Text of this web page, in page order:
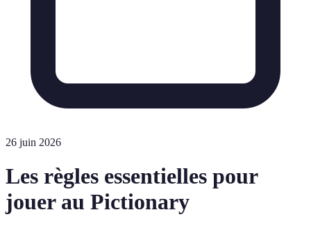
26 juin 2026
Les règles essentielles pour
jouer au Pictionary